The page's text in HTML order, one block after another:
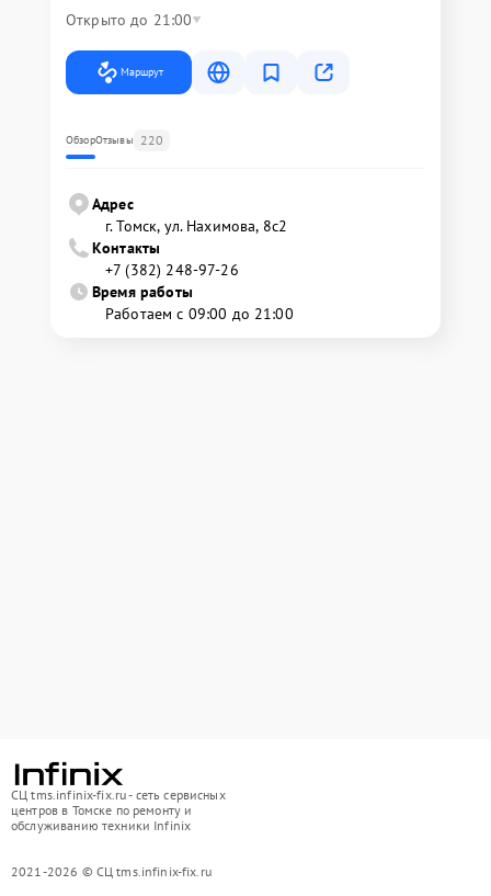
Открыто до 21:00
Маршрут
ОбзорОтзывы 220
Адрес
г. Томск, ул. Нахимова, 8с2
Контакты
+7 (382) 248-97-26
Время работы
Работаем с 09:00 до 21:00
СЦ tms.infinix-fix.ru - сеть сервисных
центров в Томске по ремонту и
обслуживанию техники Infinix
2021-2026 © СЦ tms.infinix-fix.ru